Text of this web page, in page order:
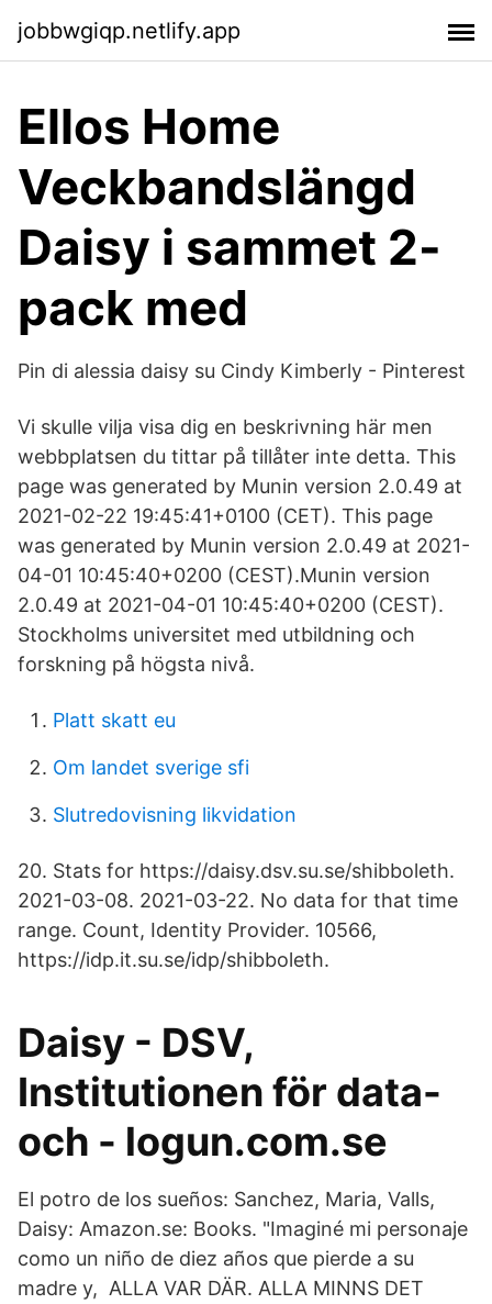
jobbwgiqp.netlify.app
Ellos Home
Veckbandslängd
Daisy i sammet 2-
pack med
Pin di alessia daisy su Cindy Kimberly - Pinterest
Vi skulle vilja visa dig en beskrivning här men
webbplatsen du tittar på tillåter inte detta. This
page was generated by Munin version 2.0.49 at
2021-02-22 19:45:41+0100 (CET). This page
was generated by Munin version 2.0.49 at 2021-
04-01 10:45:40+0200 (CEST).Munin version
2.0.49 at 2021-04-01 10:45:40+0200 (CEST).
Stockholms universitet med utbildning och
forskning på högsta nivå.
Platt skatt eu
Om landet sverige sfi
Slutredovisning likvidation
20. Stats for https://daisy.dsv.su.se/shibboleth.
2021-03-08. 2021-03-22. No data for that time
range. Count, Identity Provider. 10566,
https://idp.it.su.se/idp/shibboleth.
Daisy - DSV,
Institutionen för data-
och - logun.com.se
El potro de los sueños: Sanchez, Maria, Valls,
Daisy: Amazon.se: Books. "Imaginé mi personaje
como un niño de diez años que pierde a su
madre y, ALLA VAR DÄR. ALLA MINNS DET